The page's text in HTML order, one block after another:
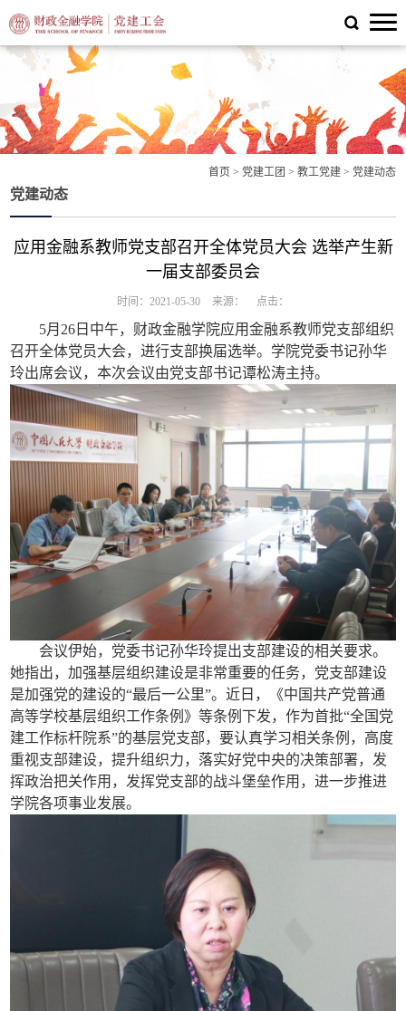
首页 > 党建工团 > 教工党建> 党建动态
党建动态
应用金融系教师党支部召开全体党员大会 选举产生新
一届支部委员会
时间：2021-05-30 来源： 点击：
5月26 日中午，财政金融学院应用金融系教师党支部组织
召开全体党员大会，进行支部换届选举。学院党委书记孙华
玲出席会议，本次会议由党支部书记谭松涛主持。
会议伊始，党委书记孙华玲提出支部建设的相关要求。
她指出，加强基层组织建设是非常重要的任务，党支部建设
是加强党的建设的“最后一公里”。近日，《中国共产党普通
高等学校基层组织工作条例》等条例下发，作为首批“全国党
建工作标杆院系”的基层党支部，要认真学习相关条例，高度
重视支部建设，提升组织力，落实好党中央的决策部署，发
挥政治把关作用，发挥党支部的战斗堡垒作用，进一步推进
学院各项事业发展。